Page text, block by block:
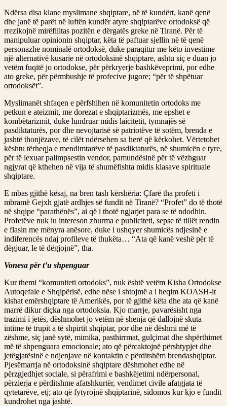
Ndërsa disa klane myslimane shqiptare, në të kundërt, kanë qenë
dhe janë të parët në luftën kundër atyre shqiptarëve ortodoksë që
rrezikojnë mirëfilltas pozitën e dërgatës greke në Tiranë. Për të
manipuluar opinionin shqiptar, këta të paftuar sjellin në të qenë
personazhe nominalë ortodoksë, duke paraqitur me këto investime
një alternativë kusarie në ortodoksinë shqiptare, ashtu siç e duan jo
vetëm fuqitë jo ortodokse, për përkryerje bashkëveprimi, por edhe
ato greke, për përmbushje të profecive jugore; “për të shpëtuar
ortodoksët”.
Myslimanët shfaqen e përfshihen në komunitetin ortodoks me
petkun e ateizmit, me dorezat e shqiptarizmës, me epshet e
kombëtarizmit, duke lundruar midis laicitetit, tymnajës së
pasdiktaturës, por dhe nevojtarisë së patriotëve të sotëm, brenda e
jashtë thonjëzave, të cilët ndërsehen sa herë që kërkohet. Vërtetohet
kështu tërheqja e mendimtarëve të pasdiktaturës, në shumicën e tyre,
për të lexuar palimpsestin vendor, pamundësinë për të vëzhguar
ngjyrat që kthehen në vija të shumëfishta midis klasave spirituale
shqiptare.
E mbas gjithë kësaj, na bren tash kërshëria: Çfarë tha profeti i
mbramë Gejxh gjatë ardhjes së fundit në Tiranë? “Profet” do të thotë
në shqipe “parathënës”, ai që i thotë ngjarjet para se të ndodhin.
Profetëve nuk iu intereson zhurma e publiciteti, sepse të tillët rendin
e flasin me mënyra anësore, duke i ushqyer shumicës ndjesinë e
indiferencës ndaj profileve të thukëta… “Ata që kanë veshë për të
dëgjuar, le të dëgjojnë”, tha.
Vonesa për t’u shpenguar
Kur themi “komuniteti ortodoks”, nuk është vetëm Kisha Ortodokse
Autoqefale e Shqipërisë, edhe nëse i shtojmë a i heqim KOASH-it
kishat emërshqiptare të Amerikës, por të gjithë këta dhe ata që kanë
marrë dikur diçka nga ortodoksia. Kjo marrje, pavarësisht nga
trazimi i jetës, dëshmohet jo vetëm në shenja që dallojnë skuta
intime të trupit a të shpirtit shqiptar, por dhe në dëshmi më të
zëshme, siç janë sytë, mimika, pasthirrmat, gulçimat dhe shpërthimet
më të shpenguara emocionale; ato që përcaktojnë përshtypjet dhe
jetëgjatësinë e ndjenjave në kontaktin e përditshëm brendashqiptar.
Pjesëmarrja në ortodoksinë shqiptare dëshmohet edhe në
përzgjedhjet sociale, si përafrimi e bashkëjetimi ndërpersonal,
përzierja e përditshme afatshkurtër, vendimet civile afatgjata të
qytetarëve, etj; ato që fytyrojnë shqiptarinë, sidomos kur kjo e fundit
kundrohet nga jashtë.